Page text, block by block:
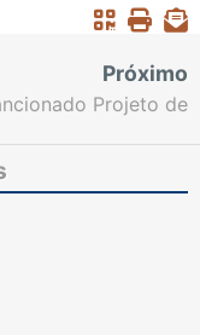
Próximo
Projeto de
gratuitos em
cartórios do Estado